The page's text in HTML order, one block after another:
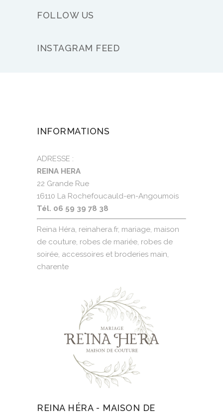
FOLLOW US
INSTAGRAM FEED
INFORMATIONS
ADRESSE :
REINA HERA
22 Grande Rue
16110 La Rochefoucauld-en-Angoumois
Tél. 06 59 39 78 38
Reina Héra, reinahera.fr, mariage, maison
de couture, robes de mariée, robes de
soirée, accessoires et broderies main,
charente
REINA HÉRA - MAISON DE